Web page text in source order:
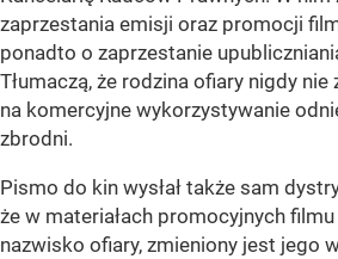
zaprzestania emisji oraz promocji
ponadto o zaprzestanie
Tłumaczą, że rodzina ofiary nigdy nie
na komercyjne wykorzystywanie
zbrodni.
Pismo do kin wysłał także sam
że w materiałach promocyjnych
nazwisko ofiary, zmieniony jest jego